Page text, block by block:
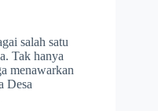
salah satu
Tak hanya
menawarkan
Desa